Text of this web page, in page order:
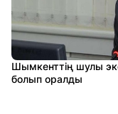
Шымкенттің шулы
болып оралды